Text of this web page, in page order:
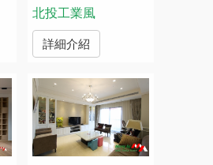
北投工業風
詳細介紹